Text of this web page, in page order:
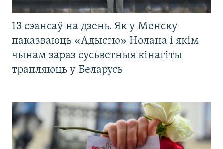
13 сэансаў на дзень. Як у Менску
паказваюць «Адысэю» Нолана і якім
чынам зараз сусьветныя кінагіты
трапляюць у Беларусь